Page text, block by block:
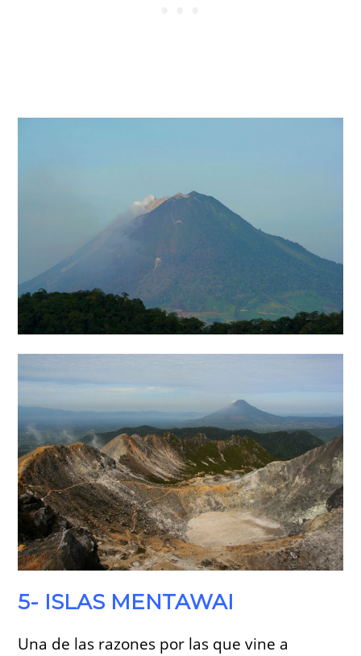
5- ISLAS MENTAWAI
Una de las razones por las que vine a